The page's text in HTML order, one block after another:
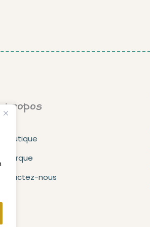
propos
boutique
marque
nous